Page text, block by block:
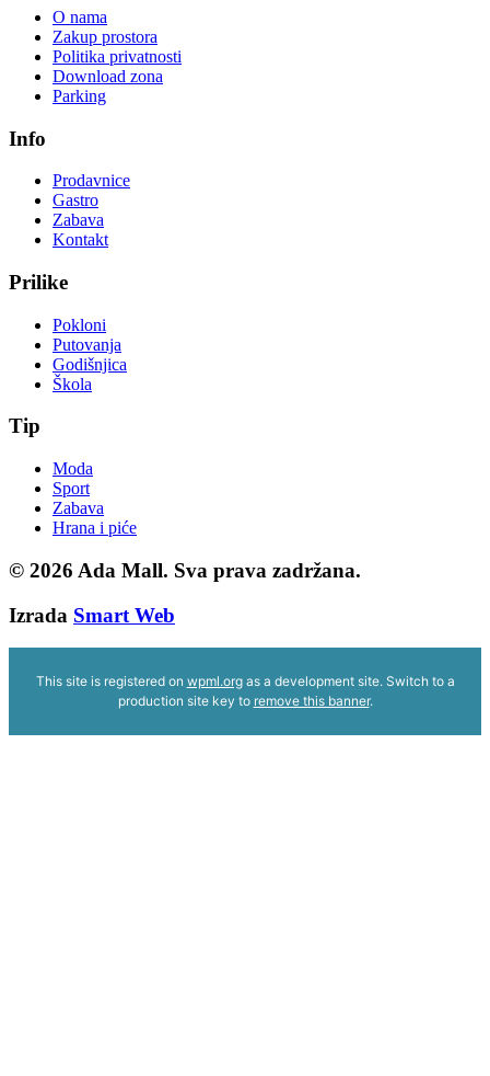
O nama
Zakup prostora
Politika privatnosti
Download zona
Parking
Info
Prodavnice
Gastro
Zabava
Kontakt
Prilike
Pokloni
Putovanja
Godišnjica
Škola
Tip
Moda
Sport
Zabava
Hrana i piće
© 2026 Ada Mall. Sva prava zadržana.
Izrada Smart Web
This site is registered on wpml.orgas a development site. Switch to a
production site key to remove this banner.